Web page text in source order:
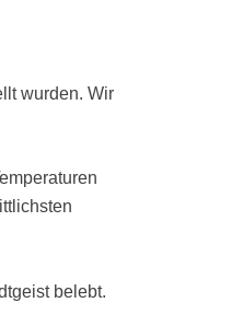
wurden. Wir
belebt.